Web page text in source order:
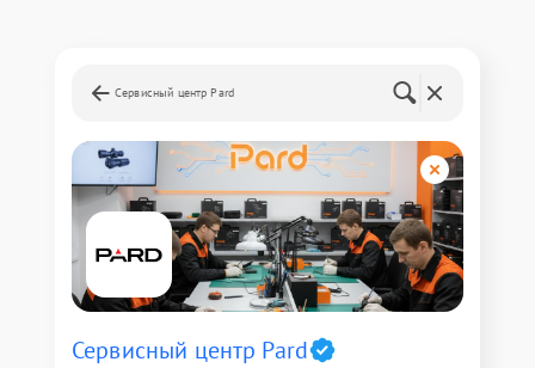
Сервисный центр Pard
Сервисный центр Pard